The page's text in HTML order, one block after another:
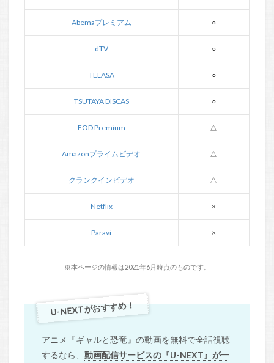
Abemaプレミアム ○
dTV ○
TELASA ○
TSUTAYA DISCAS ○
FOD Premium △
Amazonプライムビデオ △
クランクインビデオ △
Netflix ×
Paravi ×
※本ページの情報は2021年6月時点のものです。
U-NEXTがおすすめ！
アニメ『ギャルと恐竜』の動画を無料で全話視聴
するなら、 動画配信サービスの『U-NEXT』が一